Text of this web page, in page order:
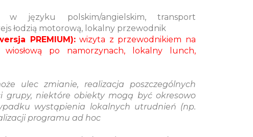
języku polskim/angielskim, transport
łodzią motorową, lokalny przewodnik
PREMIUM):wizyta z przewodnikiem na
po namorzynach, lokalny lunch,
ulec zmianie, realizacja poszczególnych
niektóre obiekty mogą być okresowo
wystąpienia lokalnych utrudnień (np.
programu ad hoc